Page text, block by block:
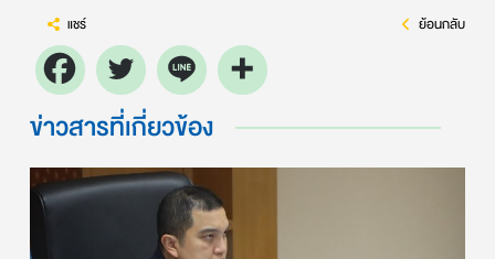
ย้อนกลับ
แชร์
ข่าวสารที่เกี่ยวข้อง